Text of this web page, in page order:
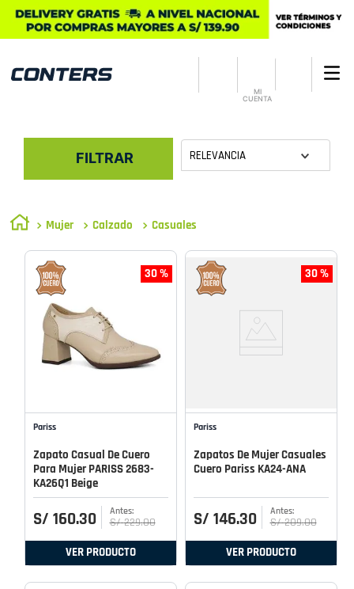
MI
CUENTA
FILTRAR RELEVANCIA
Mujer Calzado Casuales
30 %
Pariss
Zapato Casual De Cuero
Para Mujer PARISS 2683-
KA26Q1 Beige
S/ 160.30 S/ 229.00
VER PRODUCTO
30 %
Pariss
Zapatos De Mujer Casuales
Cuero Pariss KA24-ANA
S/ 146.30 S/ 209.00
VER PRODUCTO